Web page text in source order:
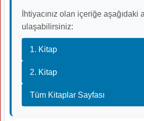
İhtiyacınız olan içeriğe
ulaşabilirsiniz:
1. Kitap
2. Kitap
Tüm Kitaplar Sayfası